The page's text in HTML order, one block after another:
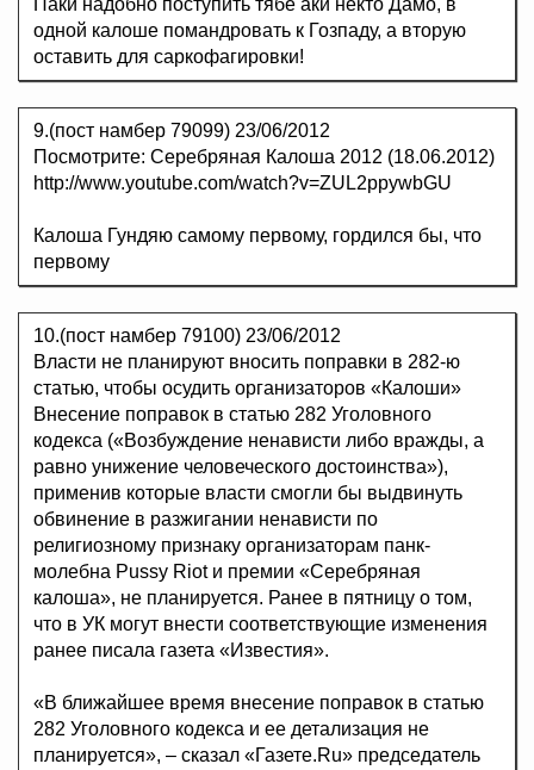
Паки надобно поступить тябе аки некто Дамо, в
одной калоше помандровать к Гозпаду, а вторую
оставить для саркофагировки!
9.(пост намбер 79099) 23/06/2012
Посмотрите: Серебряная Калоша 2012 (18.06.2012)
http://www.youtube.com/watch?v=ZUL2ppywbGU
Калоша Гундяю самому первому, гордился бы, что
первому
10.(пост намбер 79100) 23/06/2012
Власти не планируют вносить поправки в 282-ю
статью, чтобы осудить организаторов «Калоши»
Внесение поправок в статью 282 Уголовного
кодекса («Возбуждение ненависти либо вражды, а
равно унижение человеческого достоинства»),
применив которые власти смогли бы выдвинуть
обвинение в разжигании ненависти по
религиозному признаку организаторам панк-
молебна Pussy Riot и премии «Серебряная
калоша», не планируется. Ранее в пятницу о том,
что в УК могут внести соответствующие изменения
ранее писала газета «Известия».
«В ближайшее время внесение поправок в статью
282 Уголовного кодекса и ее детализация не
планируется», – сказал «Газете.Ru» председатель